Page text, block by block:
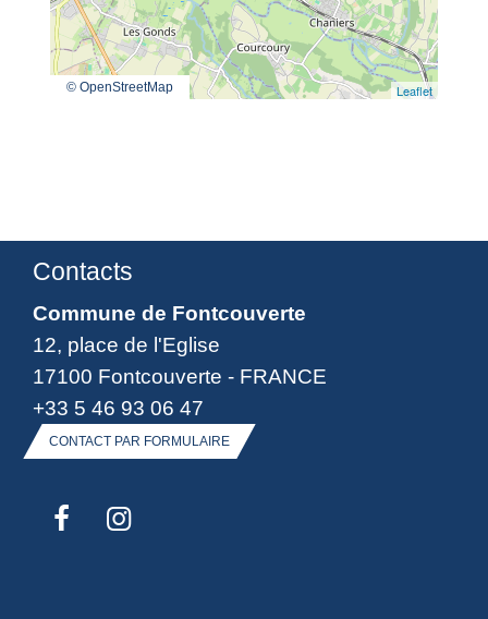
Leaflet
© OpenStreetMap
Contacts
Commune de Fontcouverte
12, place de l'Eglise
17100 Fontcouverte - FRANCE
+33 5 46 93 06 47
CONTACT PAR FORMULAIRE